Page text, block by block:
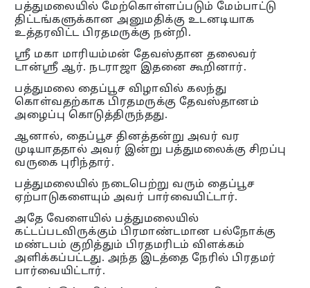
பத்துமலையில் மேற்கொள்ளப்படும் மேம்பாட்டு
திட்டங்களுக்கான அனுமதிக்கு உடனடியாக
உத்தரவிட்ட பிரதமருக்கு நன்றி.
ஸ்ரீ மகா மாரியம்மன் தேவஸ்தான தலைவர்
டான்ஸ்ரீ ஆர். நடராஜா இதனை கூறினார்.
பத்துமலை தைப்பூச விழாவில் கலந்து
கொள்வதற்காக பிரதமருக்கு தேவஸ்தானம்
அழைப்பு கொடுத்திருந்தது.
ஆனால், தைப்பூச தினத்தன்று அவர் வர
முடியாததால் அவர் இன்று பத்துமலைக்கு சிறப்பு
வருகை புரிந்தார்.
பத்துமலையில் நடைபெற்று வரும் தைப்பூச
ஏற்பாடுகளையும் அவர் பார்வையிட்டார்.
அதே வேளையில் பத்துமலையில்
கட்டப்படவிருக்கும் பிரமாண்டமான பல்நோக்கு
மண்டபம் குறித்தும் பிரதமரிடம் விளக்கம்
அளிக்கப்பட்டது. அந்த இடத்தை நேரில் பிரதமர்
பார்வையிட்டார்.